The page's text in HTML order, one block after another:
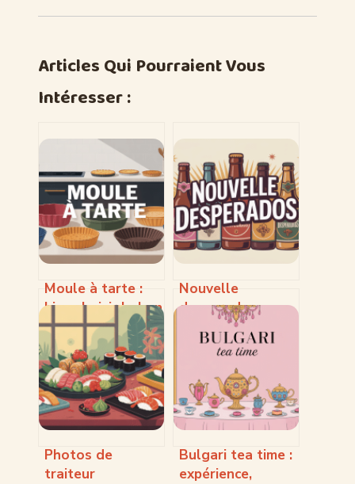
Articles Qui Pourraient Vous
Intéresser :
Moule à tarte :
bien choisir le bon
modèle pour des
tartes réussies
Nouvelle
desperados :
saveurs, éditions
limitées et
stratégie de la
marque
Photos de
traiteur
Bulgari tea time :
expérience,